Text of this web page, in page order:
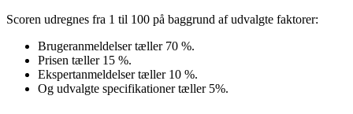
Scoren udregnes fra 1 til 100 på baggrund af udvalgte faktorer:
Brugeranmeldelser tæller 70 %.
Prisen tæller 15 %.
Ekspertanmeldelser tæller 10 %.
Og udvalgte specifikationer tæller 5%.